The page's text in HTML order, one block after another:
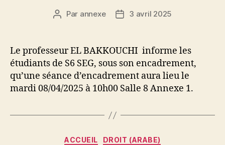
Auteur
Par annexe
Date3 avril 2025
Le professeur EL BAKKOUCHI informe les
étudiants de S6 SEG, sous son encadrement,
qu’une séance d’encadrement aura lieu le
mardi 08/04/2025 à 10h00 Salle 8 Annexe 1.
Catégories
ACCUEIL DROIT (ARABE)